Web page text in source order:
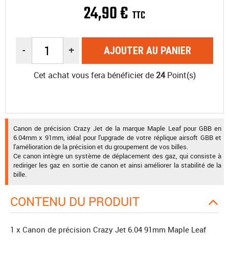
24,90€ TTC
- + AJOUTER AU PANIER
Cet achat vous fera bénéficier de 24Point(s)
Canon de précision Crazy Jet de la marque Maple Leaf pour GBB en
6.04mm x 91mm, idéal pour l'upgrade de votre réplique airsoft GBB et
l'amélioration de la précision et du groupement de vos billes.
Ce canon intègre un système de déplacement des gaz, qui consiste à
rediriger les gaz en sortie de canon et ainsi améliorer la stabilité de la
bille.
CONTENU DU PRODUIT
1 x Canon de précision Crazy Jet 6.04 91mm Maple Leaf